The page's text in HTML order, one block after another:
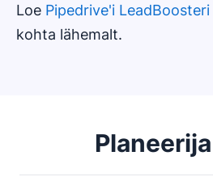
Loe Pipedrive'i
kohta lähemalt.